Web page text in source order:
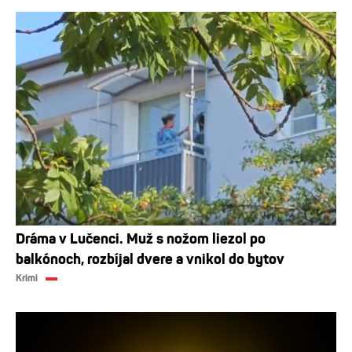
Dráma v Lučenci. Muž s nožom liezol po
balkónoch, rozbíjal dvere a vnikol do bytov
Krimi